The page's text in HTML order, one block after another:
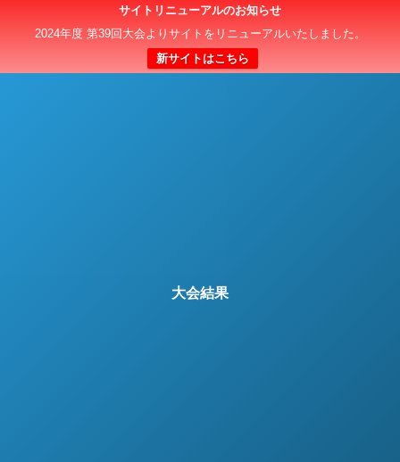
サイトリニューアルのお知らせ
2024年度 第39回大会よりサイトをリニューアルいたしました。
新サイトはこちら
日本クラブユースサッカー選手権（U-15）大会
大会結果